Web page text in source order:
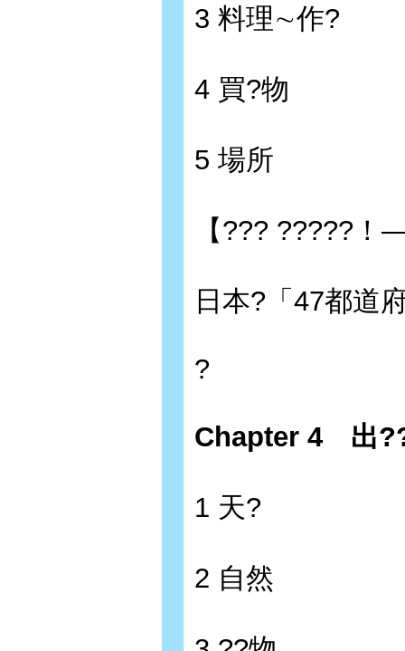
3 料理∼作?
4 買?物
5 場所
【??? ?????
日本?「47都道
?
Chapter 4 出
1 天?
2 自然